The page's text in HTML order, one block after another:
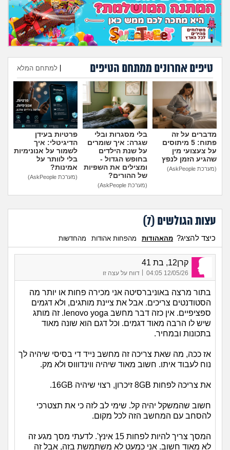
מה שעובר עליי
שומרים על הגוף
פיננסי וכלכלה
בין הסדינים
חיות מחמד
יוקר המחיה
גאווה
טיפים אחרונים ממתחם הטיפים למתחם המלא
הוספת טיפ
מדברים על זה
פתוח: 5 מיתוסים
על צעצועי מין
שהגיע הזמן לנפץ
(מערכת AskPeople)
בלי מסגרות ובלי
שגרה: איך שומרים
על שנת הילדים
בחופש הגדול -
ומצילים את השפיות
של ההורים?
(מערכת AskPeople)
פרטיות בעידן
הדיגיטלי: איך
לשמור על אנונימיות
בלי לוותר על
אמינות?
(מערכת AskPeople)
עצות הגולשים (7
)
כיצד להציג? מהאהודות מהפחות אהודות מהחדשות
קרן12, בת 41
12/05/26 04:05 דווח על עצה זו
בתור מרצה באוניברסיטה אני מכירה פחות או יותר מה
הסטודנטים צריכים. אבל את ציינת מותגים, ולא דגמים
ספציפיים. אין כזה דבר מחשב lenovo yoga. זה מותג
שיש לו הרבה מאוד דגמים. וכל דגם הוא שונה מאוד
בתכונות ובמחיר.
אז ככה, מה שאת צריכה זה מחשב נייד די בסיסי שיהיה לך
נוח לעבוד איתו. חשוב מאוד שיהיה ווינדוווס ולא מק.
את צריכה לפחות 8GB זיכרון, רצוי שיהיה 16GB.
חשוב שהמשקל יהיה קל. שימי לב לזה כי את תצטרכי
להסחב עם המחשב הזה לכל מקום.
המסך צריך להיות לפחות 15 אינץ'. לדעתי מסך מגע זה
לא מאוד חשוב. אני כמעט לא משתמשת בזה, אבל זה